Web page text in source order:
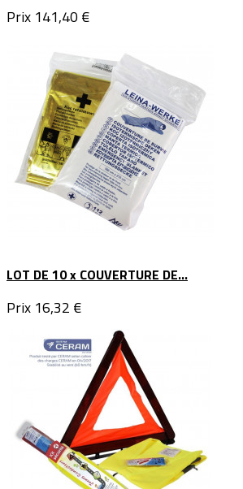
Prix 141,40 €
LOT DE 10 x COUVERTURE DE...
Prix 16,32 €